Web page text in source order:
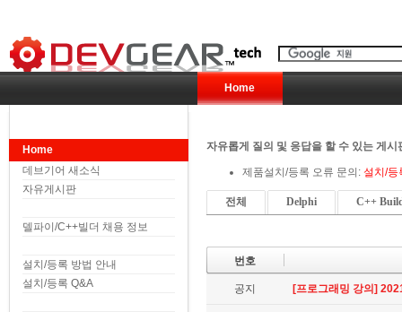
Home
Home
데브기어 새소식
자유게시판
델파이/C++빌더 채용 정보
설치/등록 방법 안내
설치/등록 Q&A
자유롭게 질의 및 응답을 할 수 있는 게
제품설치/등록 오류 문의: 설치/등
전체 Delphi C++
번호
공지 [프로그래밍 강의]